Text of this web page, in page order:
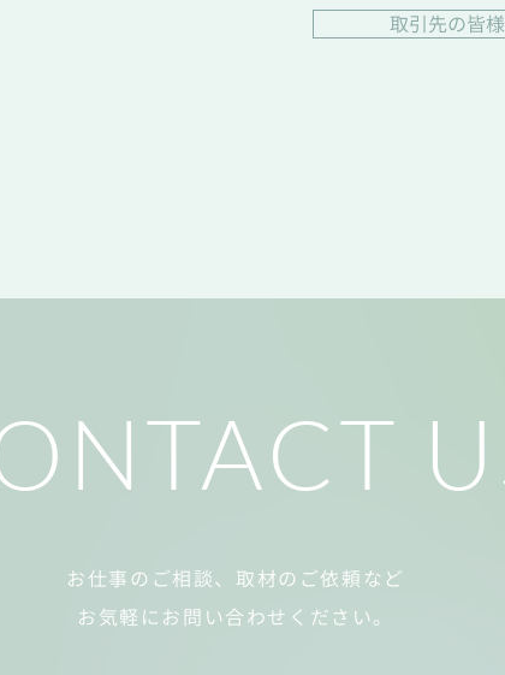
取引先の皆
お仕事のご相談、取材のご依頼など
​お気軽にお問い合わせください。